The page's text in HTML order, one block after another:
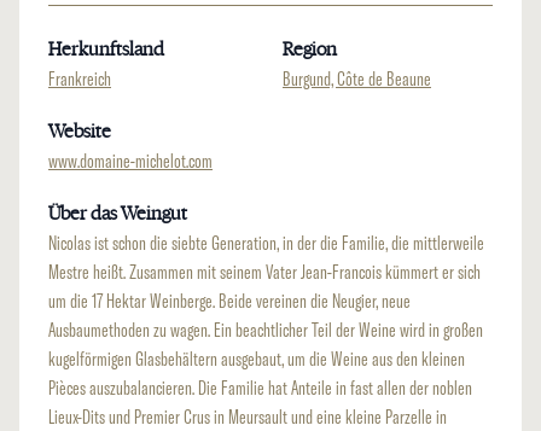
Herkunftsland
Frankreich
Region
Burgund, Côte de Beaune
Website
www.domaine-michelot.com
Über das Weingut
Nicolas ist schon die siebte Generation, in der die Familie, die mittlerweile
Mestre heißt. Zusammen mit seinem Vater Jean-Francois kümmert er sich
um die 17 Hektar Weinberge. Beide vereinen die Neugier, neue
Ausbaumethoden zu wagen. Ein beachtlicher Teil der Weine wird in großen
kugelförmigen Glasbehältern ausgebaut, um die Weine aus den kleinen
Pièces auszubalancieren. Die Familie hat Anteile in fast allen der noblen
Lieux-Dits und Premier Crus in Meursault und eine kleine Parzelle in